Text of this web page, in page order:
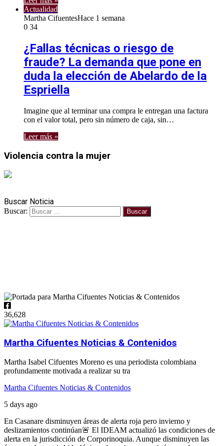
Actualidad
Martha CifuentesHace 1 semana
0 34
¿Fallas técnicas o riesgo de
fraude? La demanda que pone en
duda la elección de Abelardo de la
Espriella
Imagine que al terminar una compra le entregan una factura
con el valor total, pero sin número de caja, sin…
Leer más »
Violencia contra la mujer
Buscar Noticia
Buscar:
36,628
Martha Cifuentes Noticias & Contenidos
Martha Isabel Cifuentes Moreno es una periodista colombiana
profundamente motivada a realizar su tra
Martha Cifuentes Noticias & Contenidos
5 days ago
En Casanare disminuyen áreas de alerta roja pero invierno y
deslizamientos continúan🚨 El IDEAM actualizó las condiciones de
alerta en la jurisdicción de Corporinoquia. Aunque disminuyen las